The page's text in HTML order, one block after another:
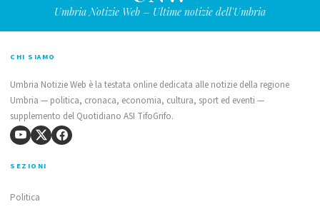
Umbria Notizie Web – Ultime notizie dell'Umbria
CHI SIAMO
Umbria Notizie Web è la testata online dedicata alle notizie della regione
Umbria — politica, cronaca, economia, cultura, sport ed eventi —
supplemento del Quotidiano ASI TifoGrifo.
SEZIONI
Politica